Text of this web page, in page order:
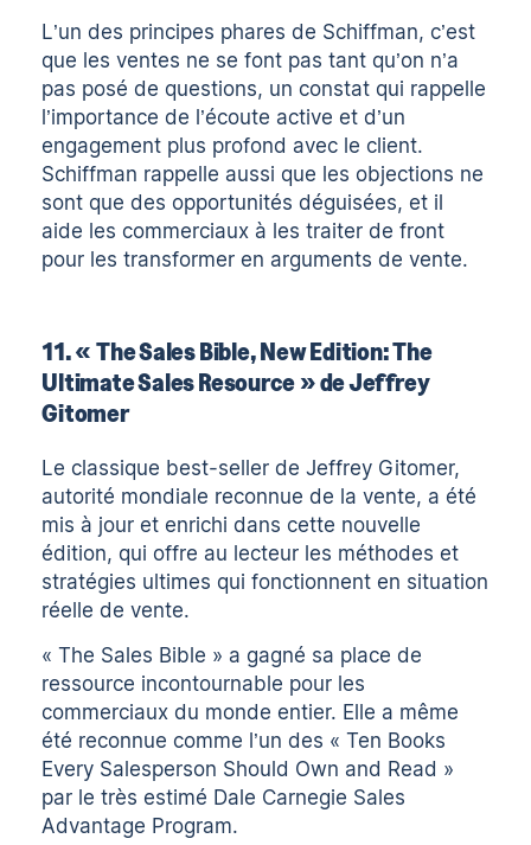
L’un des principes phares de Schiffman, c’est
que les ventes ne se font pas tant qu’on n’a
pas posé de questions, un constat qui rappelle
l’importance de l’écoute active et d’un
engagement plus profond avec le client.
Schiffman rappelle aussi que les objections ne
sont que des opportunités déguisées, et il
aide les commerciaux à les traiter de front
pour les transformer en arguments de vente.
11. « The Sales Bible, New Edition: The
Ultimate Sales Resource » de Jeffrey
Gitomer
Le classique best-seller de Jeffrey Gitomer,
autorité mondiale reconnue de la vente, a été
mis à jour et enrichi dans cette nouvelle
édition, qui offre au lecteur les méthodes et
stratégies ultimes qui fonctionnent en situation
réelle de vente.
« The Sales Bible » a gagné sa place de
ressource incontournable pour les
commerciaux du monde entier. Elle a même
été reconnue comme l’un des « Ten Books
Every Salesperson Should Own and Read »
par le très estimé Dale Carnegie Sales
Advantage Program.